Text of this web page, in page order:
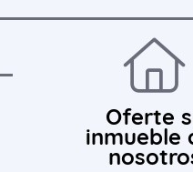
Oferte
inmueble